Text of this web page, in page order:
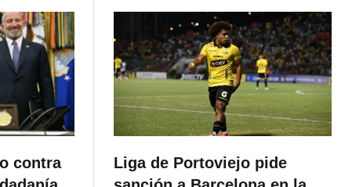
contra
Liga de Portoviejo pide